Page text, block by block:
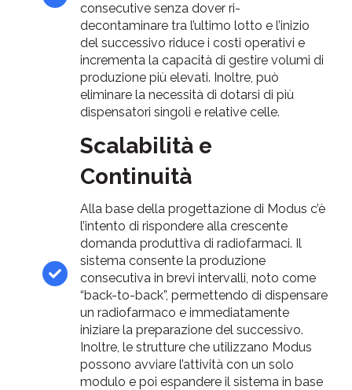
consecutive senza dover ri-
decontaminare tra l’ultimo lotto e l’inizio
del successivo riduce i costi operativi e
incrementa la capacità di gestire volumi di
produzione più elevati. Inoltre, può
eliminare la necessità di dotarsi di più
dispensatori singoli e relative celle.
Scalabilità e
Continuità
Alla base della progettazione di Modus c’è
l’intento di rispondere alla crescente
domanda produttiva di radiofarmaci. Il
sistema consente la produzione
consecutiva in brevi intervalli, noto come
“back-to-back”, permettendo di dispensare
un radiofarmaco e immediatamente
iniziare la preparazione del successivo.
Inoltre, le strutture che utilizzano Modus
possono avviare l’attività con un solo
modulo e poi espandere il sistema in base